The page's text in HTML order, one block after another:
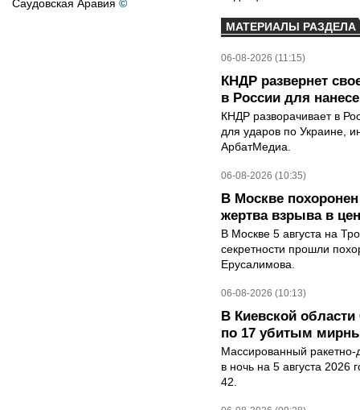
Саудовская Аравия ©
МАТЕРИАЛЫ РАЗДЕЛА
06-08-2026 (11:15)
КНДР развернет
в России для
КНДР разворачивает в
для ударов по Украине,
АрбатМедиа.
06-08-2026 (10:35)
В Москве
жертва взрыва в
В Москве 5 августа на
секретности прошли
Ерусалимова.
06-08-2026 (10:13)
В Киевской
по 17 убитым
Массированный ракетно-
в ночь на 5 августа 2026
42.